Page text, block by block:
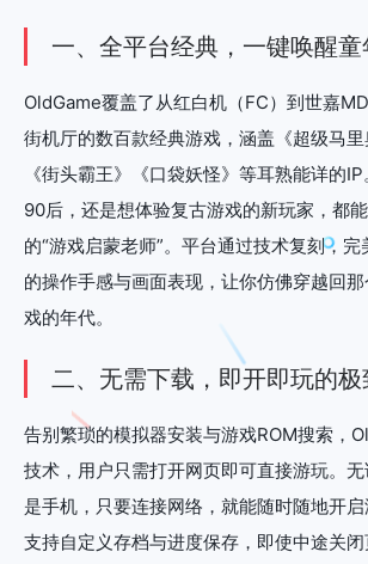
一、全平台经典，一键唤醒
OldGame覆盖了从红白机（FC）到世嘉
街机厅的数百款经典游戏，涵盖《超级马里
《街头霸王》《口袋妖怪》等耳熟能详的IP
90后，还是想体验复古游戏的新玩家，都
的“游戏启蒙老师”。平台通过技术复刻，
的操作手感与画面表现，让你仿佛穿越回
戏的年代。
二、无需下载，即开即玩的极
告别繁琐的模拟器安装与游戏ROM搜索，
技术，用户只需打开网页即可直接游玩。
是手机，只要连接网络，就能随时随地开
支持自定义存档与进度保存，即使中途关